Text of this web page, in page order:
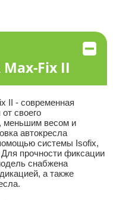
Max-Fix II
II - современная
своего
меньшим весом и
автокресла
системы Isofix,
прочности фиксации
снабжена
а также